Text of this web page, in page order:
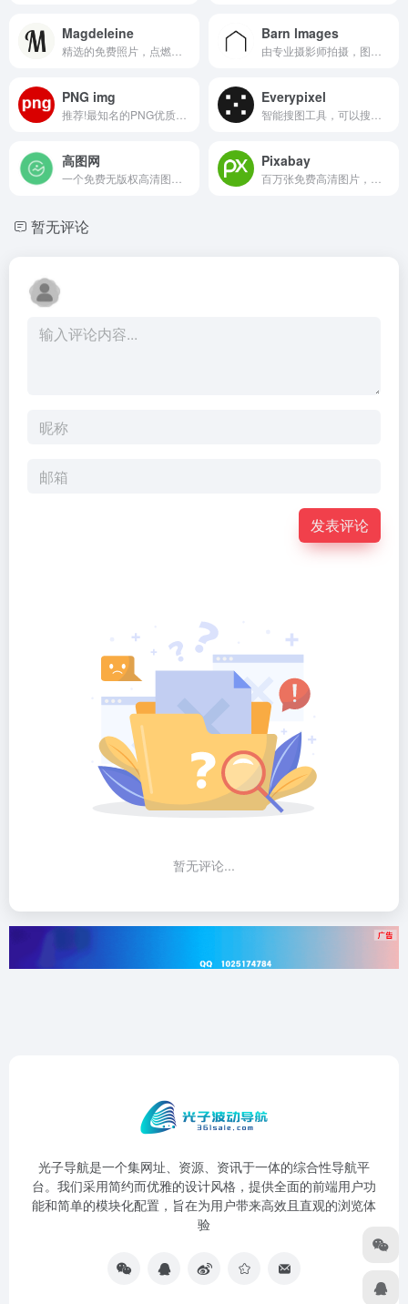
Magdeleine Barn lmages
PNG img Everypixel
高图网 Pixabay
暂无评论
发表评论
暂无评论...
光子导航是一个集网址、资源、资讯于一体的综合性导航平
台。我们采用简约而优雅的设计风格，提供全面的前端用户功
能和简单的模块化配置，旨在为用户带来高效且直观的浏览体
验